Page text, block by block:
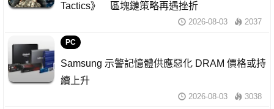
Tactics》 區塊鏈策略再遇挫折
2026-08-03 2037
PC
Samsung 示警記憶體供應惡化 DRAM 價格或持
續上升
2026-08-03 3038